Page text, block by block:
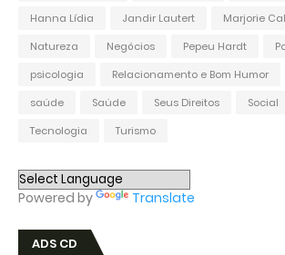
Hanna Lídia
Jandir Lautert Marjorie
Natureza
Negócios Pepeu Hardt
psicologia
Relacionamento e Bom Humor
saúde
Saúde Seus Direitos Social
Tecnologia
Turismo
Powered by Translate
ADS CD